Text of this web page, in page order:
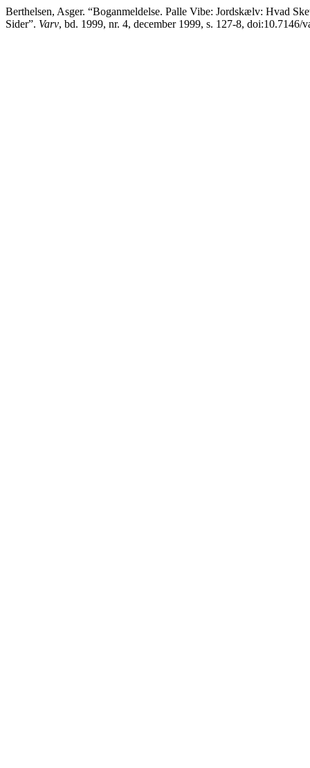
Berthelsen, Asger. “Boganmeldelse. Palle Vibe: Jordskælv: Hvad
Sider”. Varv, bd. 1999, nr. 4, december 1999, s. 127-8, doi:10.7146/